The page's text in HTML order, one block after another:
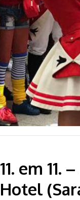
11. em
Hotel